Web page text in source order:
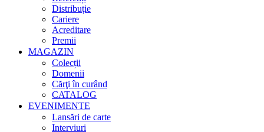
Distribuție
Cariere
Acreditare
Premii
MAGAZIN
Colecții
Domenii
Cărţi în curând
CATALOG
EVENIMENTE
Lansări de carte
Interviuri